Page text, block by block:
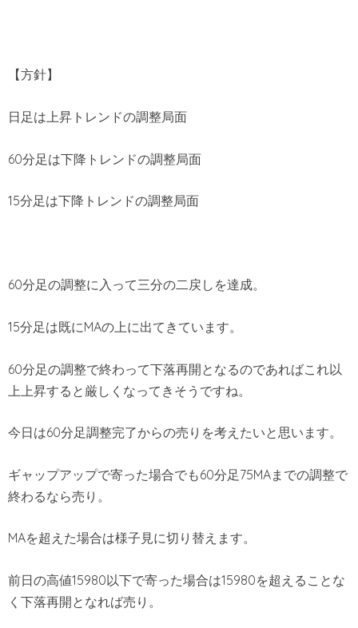
【方針】
日足は上昇トレンドの調整局面
60分足は下降トレンドの調整局面
15分足は下降トレンドの調整局面
60分足の調整に入って三分の二戻しを達成。
15分足は既にMAの上に出てきています。
60分足の調整で終わって下落再開となるのであればこれ以
上上昇すると厳しくなってきそうですね。
今日は60分足調整完了からの売りを考えたいと思います。
ギャップアップで寄った場合でも60分足75MAまでの調整で
終わるなら売り。
MAを超えた場合は様子見に切り替えます。
前日の高値15980以下で寄った場合は15980を超えることな
く下落再開となれば売り。